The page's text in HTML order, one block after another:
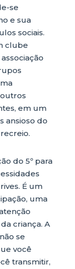
se
e sua
sociais.
clube
em um
ansioso do
do 5º para
É um
uma
criança. A
se
você
transmitir,